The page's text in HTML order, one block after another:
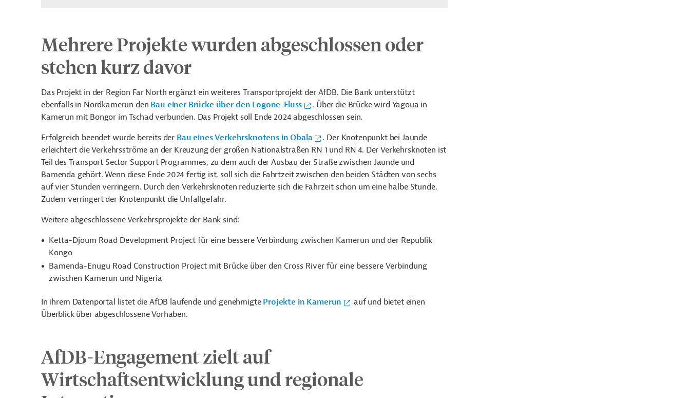
Mehrere Projekte wurden abgeschlossen oder
stehen kurz davor
Das Projekt in der Region Far North ergänzt ein weiteres Transportprojekt der AfDB. Die Bank unterstützt
ebenfalls in Nordkamerun den Bau einer Brücke über den Logone-Fluss
. Über die Brücke wird Yagoua in
Kamerun mit Bongor im Tschad verbunden. Das Projekt soll Ende 2024 abgeschlossen sein.
Erfolgreich beendet wurde bereits der Bau eines Verkehrsknotens in Obala
. Der Knotenpunkt bei Jaunde
erleichtert die Verkehrsströme an der Kreuzung der großen Nationalstraßen RN 1 und RN 4. Der Verkehrsknoten ist
Teil des Transport Sector Support Programmes, zu dem auch der Ausbau der Straße zwischen Jaunde und
Bamenda gehört. Wenn diese Ende 2024 fertig ist, soll sich die Fahrtzeit zwischen den beiden Städten von sechs
auf vier Stunden verringern. Durch den Verkehrsknoten reduzierte sich die Fahrzeit schon um eine halbe Stunde.
Zudem verringert der Knotenpunkt die Unfallgefahr.
Weitere abgeschlossene Verkehrsprojekte der Bank sind:
Ketta-Djoum Road Development Project für eine bessere Verbindung zwischen Kamerun und der Republik
Kongo
Bamenda-Enugu Road Construction Project mit Brücke über den Cross River für eine bessere Verbindung
zwischen Kamerun und Nigeria
In ihrem Datenportal listet die AfDB laufende und genehmigte Projekte in Kamerun
auf und bietet einen
Überblick über abgeschlossene Vorhaben.
AfDB-Engagement zielt auf
Wirtschaftsentwicklung und regionale